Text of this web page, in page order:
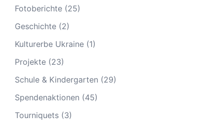
Fotoberichte (25)
Geschichte (2)
Kulturerbe Ukraine (1)
Projekte (23)
Schule & Kindergarten (29)
Spendenaktionen (45)
Tourniquets (3)